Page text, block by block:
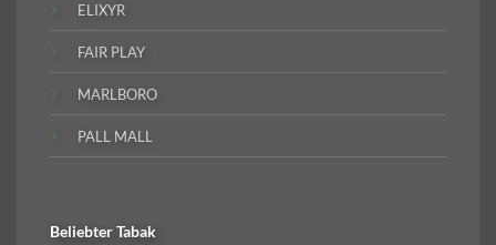
ELIXYR
FAIR PLAY
MARLBORO
PALL MALL
BeliebterTabak